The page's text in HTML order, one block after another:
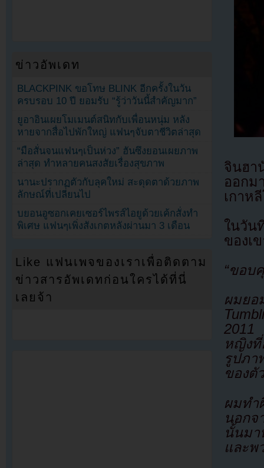
จินฮา
ออกม
เกาห
ในวัน
ของเ
“ขอบ
ผมย
2011
หญิงที่
รูปภา
ของตั
ผมท
นอกจ
นั้นมา
และพ
ข่าวอัพเดท
BLACKPINK ขอโทษ BLINK อีกครั้งในวัน
ครบรอบ 10 ปี ยอมรับ “รู้ว่าวันนี้สำคัญมาก”
ยูอาอินเผยโมเมนต์สนิทกับเพื่อนหนุ่ม หลัง
หายจากสื่อไปพักใหญ่ แฟนๆจับตาชีวิตล่าสุด
“มือสั่นจนแฟนๆเป็นห่วง” ฮันซึงยอนเผยภาพ
ล่าสุด ทำหลายคนสงสัยเรื่องสุขภาพ
นานะปรากฏตัวกับลุคใหม่ สะดุดตาด้วยภาพ
ลักษณ์ที่เปลี่ยนไป
บยอนอูซอกเคยเซอร์ไพรส์ไอยูด้วยเค้กสั่งทำ
พิเศษ แฟนๆเพิ่งสังเกตหลังผ่านมา 3 เดือน
Like แฟนเพจของเราเพื่อติดตาม
ข่าวสารอัพเดทก่อนใครได้ที่นี่
เลยจ้า